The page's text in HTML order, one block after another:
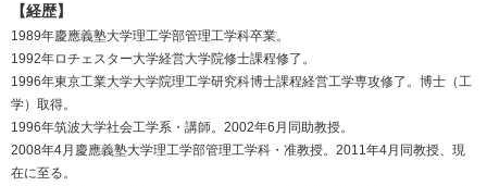
【経歴】
1989年慶應義塾大学理工学部管理工学科卒業。
1992年ロチェスター大学経営大学院修士課程修了。
1996年東京工業大学大学院理工学研究科博士課程経営工学専攻修了。博士（工
学）取得。
1996年筑波大学社会工学系・講師。2002年6月同助教授。
2008年4月慶應義塾大学理工学部管理工学科・准教授。2011年4月同教授、現
在に至る。